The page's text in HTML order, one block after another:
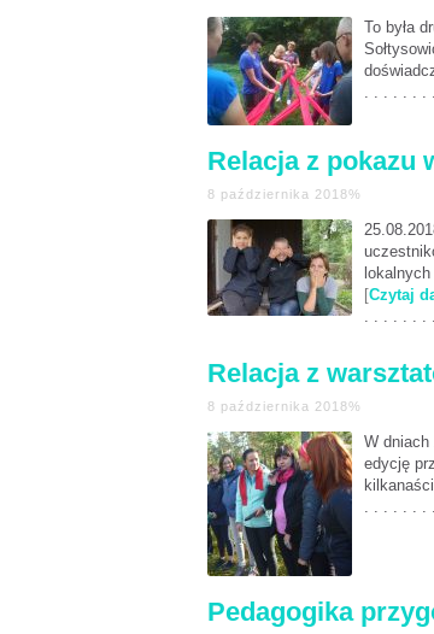
To była
. . . . . . .
Relacja z pokazu
8 października 2018%
[Czytaj
. . . . . . .
Relacja z
8 października 2018%
W dniach
edycję
. . . . . . .
Pedagogika